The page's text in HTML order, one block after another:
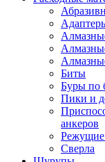
Биты
Буры по
Пики и
анкеров
Режущие
Сверла